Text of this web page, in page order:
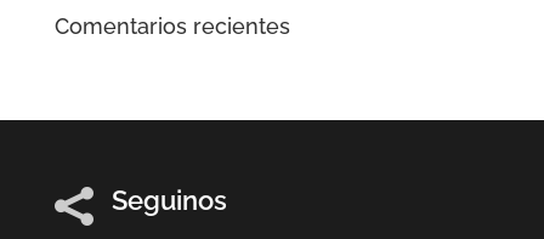
Comentarios recientes
 Seguinos